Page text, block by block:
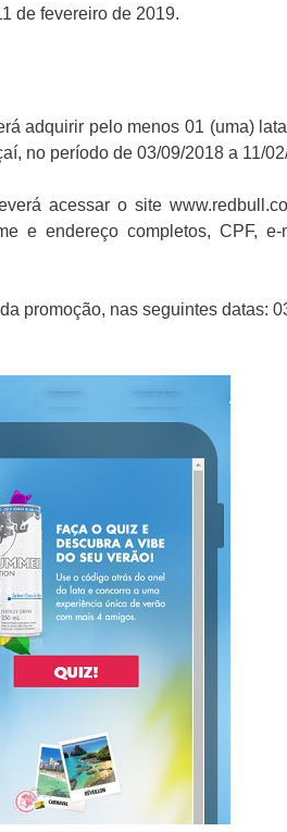
de fevereiro de 2019.
adquirir pelo menos 01 (uma)
no período de 03/09/2018 a 11/
acessar o site
e endereço completos, CPF, e-
promoção, nas seguintes datas: